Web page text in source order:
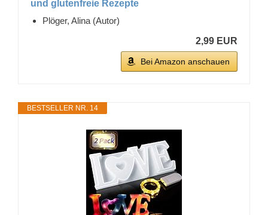
und glutenfreie Rezepte
Plöger, Alina (Autor)
2,99 EUR
Bei Amazon anschauen
BESTSELLER NR. 14